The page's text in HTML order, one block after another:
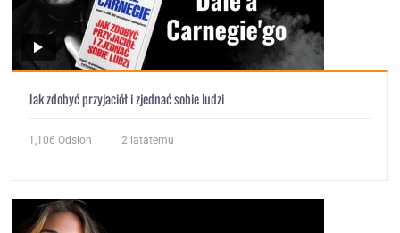
Jak zdobyć przyjaciół i zjednać sobie ludzi
1,106 Odsłon 2 latatemu